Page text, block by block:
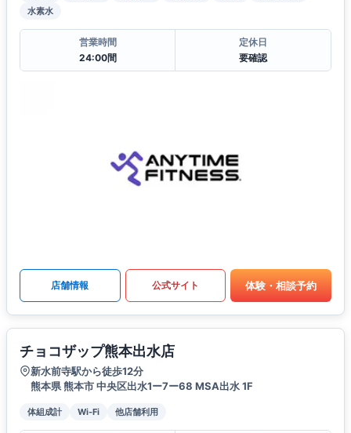
水素水
営業時間
24:00間
定休日
要確認
店舗情報 公式サイト 体験・相談予約
チョコザップ熊本出水店
新水前寺駅から徒歩12分
熊本県 熊本市 中央区出水1ー7ー68 MSA出水 1F
体組成計 Wi-Fi 他店舗利用